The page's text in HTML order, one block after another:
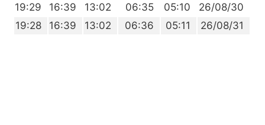
26/08/30
05:10
06:35
13:02
16:39
19:29
26/08/31
05:11
06:36
13:02
16:39
19:28